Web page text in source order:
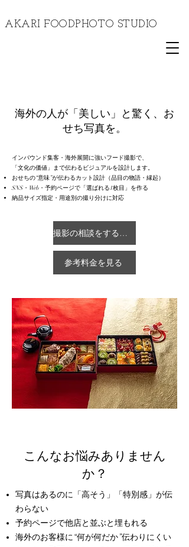
​AKARI FOODPHOTO STUDIO
海外の人が「美しい」と驚く、お
せち写真を。
インバウンド集客・海外展開に強いフード撮影で、
「文化の価値」まで伝わるビジュアルを設計します。
おせちの“意味”が伝わるカット設計（品目の物語・縁起）
SNS・Web・予約ページで「選ばれる1枚目」を作る
納品サイズ指定・用途別の撮り分けに対応
撮影の相談をする（無料）
参考料金を見る
こんなお悩みありません
か？
写真はあるのに「高そう」「特別感」が伝
わらない
予約ページで他店と並ぶと埋もれる
海外のお客様に“何が何だか”伝わりにくい